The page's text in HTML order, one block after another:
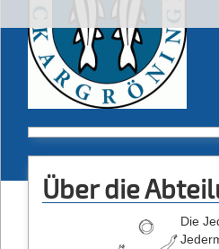
Über die
Die